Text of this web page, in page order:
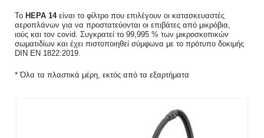
Το HΕΡΑ 14είναι το φίλτρο που επιλέγουν οι κατασκευαστές
αεροπλάνων για να προστατεύονται οι επιβάτες από μικρόβια,
ιούς και τον covid. Συγκρατεί το 99,995 % των μικροσκοπικών
σωματιδίων και έχει πιστοποιηθεί σύμφωνα με το πρότυπο δοκιμής
DIN EN 1822:2019.
* Όλα τα πλαστικά μέρη, εκτός από τα εξαρτήματα